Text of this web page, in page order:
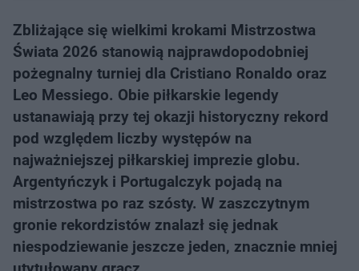
Zbliżające się wielkimi krokami Mistrzostwa
Świata 2026 stanowią najprawdopodobniej
pożegnalny turniej dla Cristiano Ronaldo oraz
Leo Messiego. Obie piłkarskie legendy
ustanawiają przy tej okazji historyczny rekord
pod względem liczby występów na
najważniejszej piłkarskiej imprezie globu.
Argentyńczyk i Portugalczyk pojadą na
mistrzostwa po raz szósty. W zaszczytnym
gronie rekordzistów znalazł się jednak
niespodziewanie jeszcze jeden, znacznie mniej